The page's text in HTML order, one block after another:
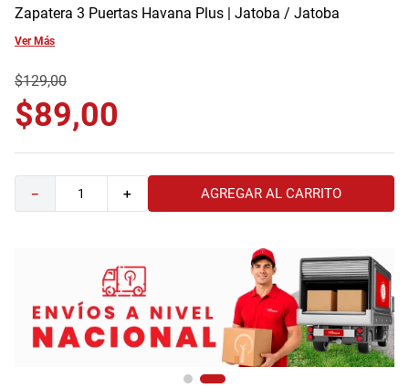
Zapatera 3 Puertas Havana Plus | Jatoba / Jatoba
Ver Más
$129,00
$89,00
＋
－ AGREGAR AL CARRITO
8.
comoda
9.
havana master
10 . sofa